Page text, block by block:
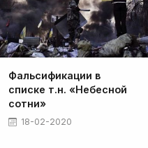
Фальсификации в
списке т.н. «Небесной
сотни»
18-02-2020